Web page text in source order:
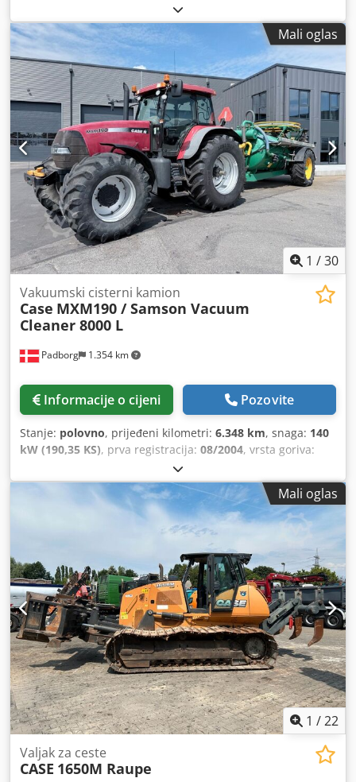
, radni sati:
5.550 mm, građevinska visina:2.500 mm, vrsta pogona:
Diesel Motor, širina gradnje: Mali oglas
1 /30
Padborg 1.354 km
Vakuumski cisterni kamion
Case MXM190 / Samson Vacuum
Cleaner 8000 L
Informacije o cijeni Pozovite
Stanje: polovno, prijeđeni kilometri: 6.348 km, snaga: 140
kW (190,35 KS), prva registracija: 08/2004, vrsta goriva:
2004,
Mali oglas
1 /22
Valjak za ceste
CASE 1650M Raupe